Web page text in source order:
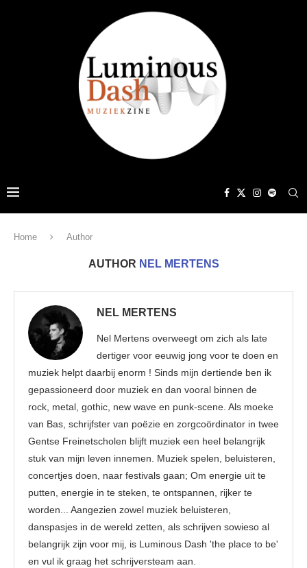
Home Author
AUTHOR NEL MERTENS
NEL MERTENS
Nel Mertens overweegt om zich als late
dertiger voor eeuwig jong voor te doen en
muziek helpt daarbij enorm ! Sinds mijn dertiende ben ik
gepassioneerd door muziek en dan vooral binnen de
rock, metal, gothic, new wave en punk-scene. Als moeke
van Bas, schrijfster van poëzie en zorgcoördinator in twee
Gentse Freinetscholen blijft muziek een heel belangrijk
stuk van mijn leven innemen. Muziek spelen, beluisteren,
concertjes doen, naar festivals gaan; Om energie uit te
putten, energie in te steken, te ontspannen, rijker te
worden... Aangezien zowel muziek beluisteren,
danspasjes in de wereld zetten, als schrijven sowieso al
belangrijk zijn voor mij, is Luminous Dash 'the place to be'
en vul ik graag het schrijversteam aan.